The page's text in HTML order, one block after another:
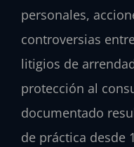
personales,
controversias
litigios de
protección al
documentado
de práctica desde